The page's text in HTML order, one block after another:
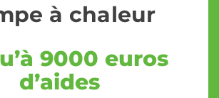
à chaleur
9000 euros
d’aides